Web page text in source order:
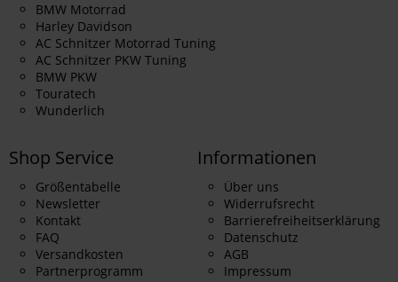
BMW Motorrad
Harley Davidson
AC Schnitzer Motorrad Tuning
AC Schnitzer PKW Tuning
BMW PKW
Touratech
Wunderlich
Shop Service
Größentabelle
Newsletter
Kontakt
FAQ
Versandkosten
Partnerprogramm
Informationen
Über uns
Widerrufsrecht
Barrierefreiheitserklärung
Datenschutz
AGB
Impressum